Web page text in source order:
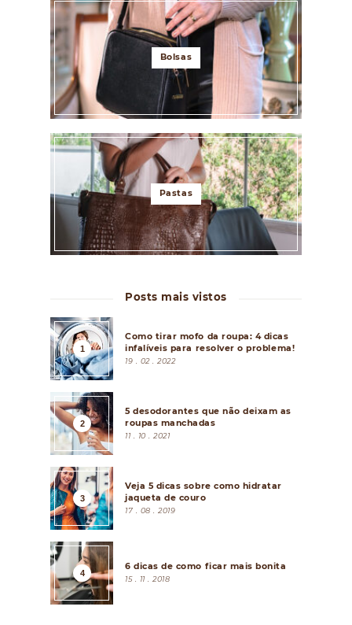
Bolsas
Pastas
Posts mais vistos
Como tirar mofo da roupa: 4 dicas
infalíveis para resolver o problema!
19 . 02 . 2022
5 desodorantes que não deixam as
roupas manchadas
11 . 10 . 2021
Veja 5 dicas sobre como hidratar
jaqueta de couro
17 . 08 . 2019
6 dicas de como ficar mais bonita
15 . 11 . 2018